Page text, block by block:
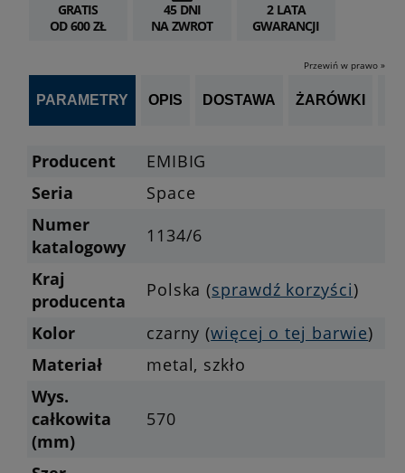
GRATIS
OD 600 ZŁ
45 DNI
NA ZWROT
2 LATA
GWARANCJI
Przewiń w prawo »
PARAMETRY OPIS DOSTAWA ŻARÓWKI
Producent
EMIBIG
Seria
Space
Numer
katalogowy
1134/6
Kraj
producenta
Polska (sprawdź korzyści)
Kolor
czarny (więcej o tej barwie)
Materiał
metal, szkło
Wys.
całkowita
(mm)
570